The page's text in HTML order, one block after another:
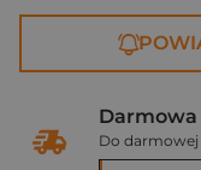
Darmowa
Do darmowej